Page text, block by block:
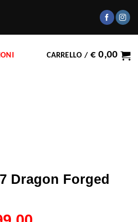
CARRELLO / € 0,00
Dragon Forged